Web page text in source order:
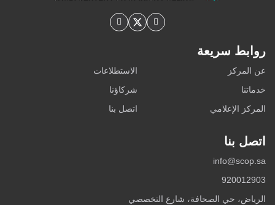
روابط سريعة
عن المركز
الاستطلاعات
خدماتنا
شركاؤنا
المركز الإعلامي
اتصل بنا
اتصل بنا
info@scop.sa
920012903
الرياض، حي الصحافة، شارع التخصصي